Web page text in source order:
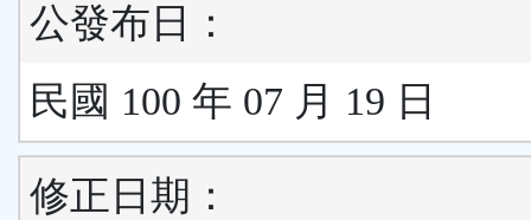
公發布日：
民國 100 年 07 月 19 日
修正日期：